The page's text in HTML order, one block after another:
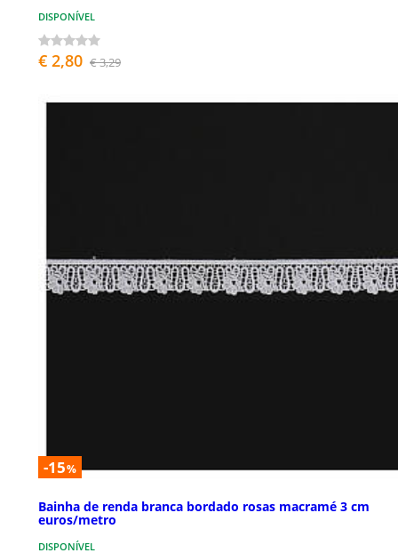
DISPONÍVEL
€ 2,80 € 3,29
-15%
Bainha de renda branca bordado rosas macramé 3 cm
euros/metro
DISPONÍVEL